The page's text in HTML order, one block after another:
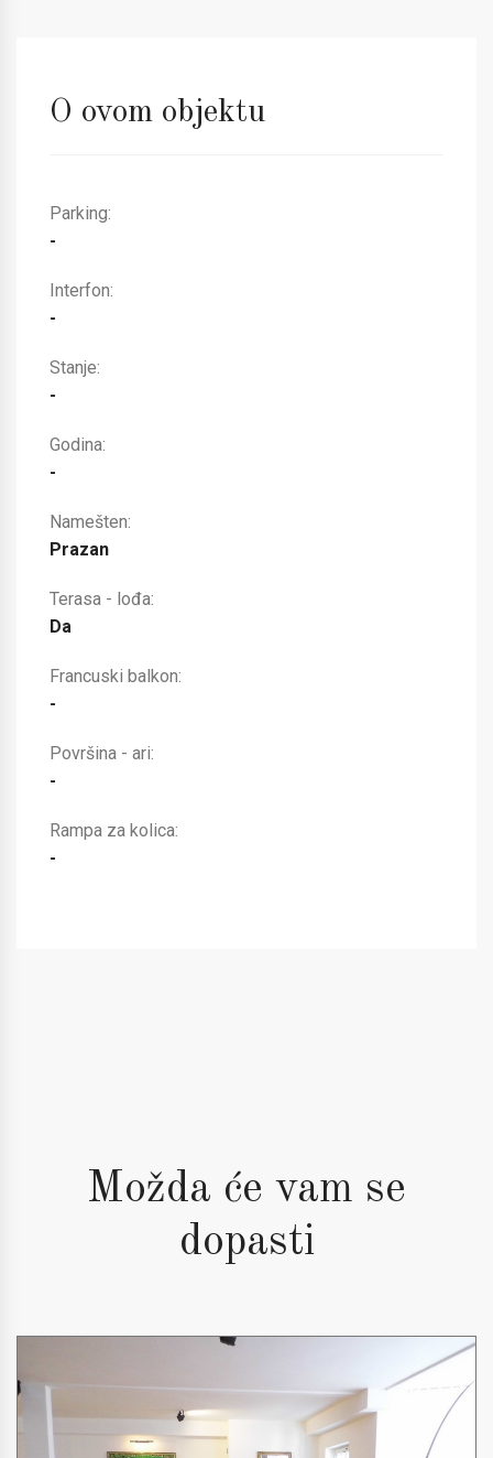
O ovom objektu
Parking:
-
Interfon:
-
Stanje:
-
Godina:
-
Namešten:
Prazan
Terasa - lođa:
Da
Francuski balkon:
-
Površina - ari:
-
Rampa za kolica:
-
Možda će vam se
dopasti